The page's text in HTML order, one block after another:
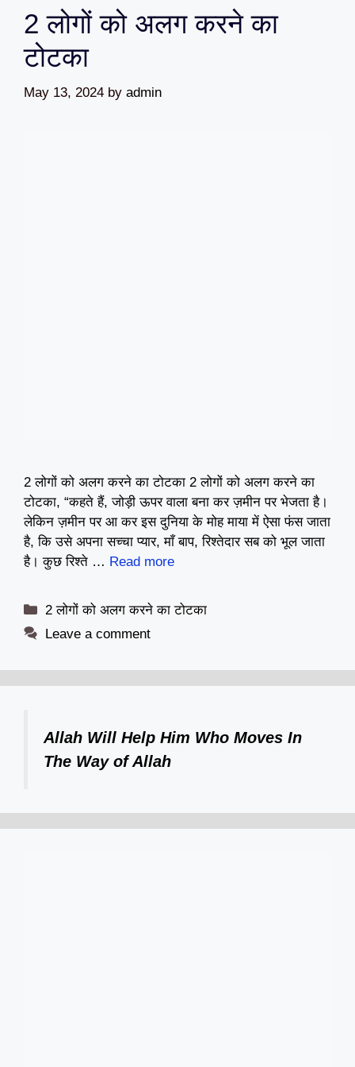
2 लोगों को अलग करने का
टोटका
May 13, 2024 by admin
2 लोगों को अलग करने का टोटका 2 लोगों को अलग करने का
टोटका, “कहते हैं, जोड़ी ऊपर वाला बना कर ज़मीन पर भेजता है।
लेकिन ज़मीन पर आ कर इस दुनिया के मोह माया में ऐसा फंस जाता
है, कि उसे अपना सच्चा प्यार, माँ बाप, रिश्तेदार सब को भूल जाता
है। कुछ रिश्ते … Read more
Categories
2 लोगों को अलग करने का टोटका
Leave a comment
Allah Will Help Him Who Moves In
The Way of Allah